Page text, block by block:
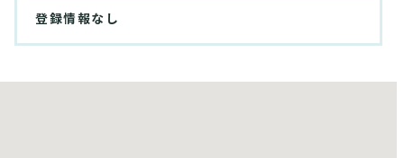
登録情報なし